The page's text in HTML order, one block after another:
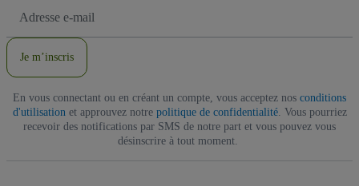
e-
Je m’inscris
En vous connectant ou en créant un compte, vous acceptez nos conditions
d'utilisation et approuvez notre politique de confidentialité. Vous pourriez
recevoir des notifications par SMS de notre part et vous pouvez vous
désinscrire à tout moment.